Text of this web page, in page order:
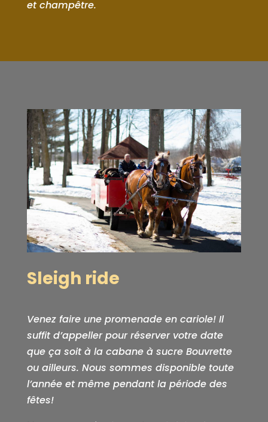
et champêtre.
Sleigh ride
Venez faire une promenade en cariole! Il
suffit d’appeller pour réserver votre date
que ça soit à la cabane à sucre Bouvrette
ou ailleurs. Nous sommes disponible toute
l’année et même pendant la période des
fêtes!